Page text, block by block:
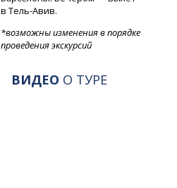
в Тель-Авив.
*возможны изменения в порядке
проведения экскурсий
ВИДЕО О ТУРЕ